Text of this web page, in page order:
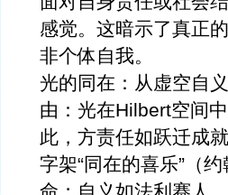
感觉。这暗示了真正
非个体自我。
光的同在：从虚空自
由：光在Hilbert空间
此，方责任如跃迁成
字架“同在的喜乐”（